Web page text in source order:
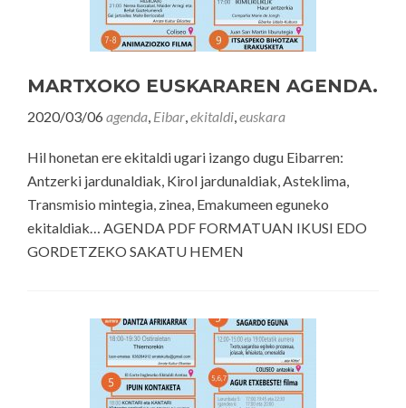
MARTXOKO EUSKARAREN AGENDA.
2020/03/06 agenda, Eibar,ekitaldi,euskara
Hil honetan ere ekitaldi ugari izango dugu Eibarren:
Antzerki jardunaldiak, Kirol jardunaldiak, Asteklima,
Transmisio mintegia, zinea, Emakumeen eguneko
ekitaldiak… AGENDA PDF FORMATUAN IKUSI EDO
GORDETZEKO SAKATU HEMEN